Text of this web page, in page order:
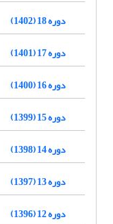
دوره 18 (1402)
دوره 17 (1401)
دوره 16 (1400)
دوره 15 (1399)
دوره 14 (1398)
دوره 13 (1397)
دوره 12 (1396)